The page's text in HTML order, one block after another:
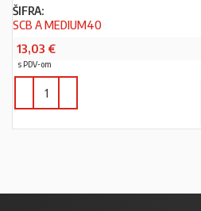
ŠIFRA:
SCB A MEDIUM40
13,03 €
s PDV-om